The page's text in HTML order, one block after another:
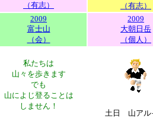
（有志）
（有志）
2009
富士山
（会）
2009
大朝日岳
（個人）
私たちは
山々を歩きます
でも
山によじ登ることは
しません！
土日 山アル